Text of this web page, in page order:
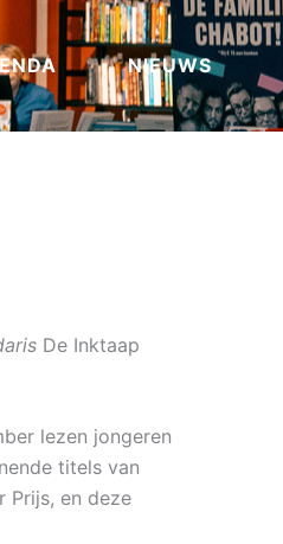
NIEUWS
De Inktaap
lezen jongeren
titels van
Prijs, en deze